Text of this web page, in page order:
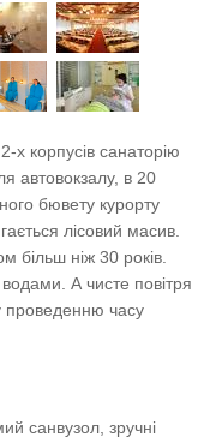
х корпусів санаторію
автовокзалу, в 20
бювету курорту
лісовий масив.
більш ніж 30 років.
А чисте повітря
проведенню часу
санвузол, зручні